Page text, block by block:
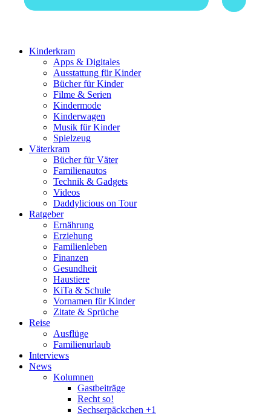
Kinderkram
Apps & Digitales
Ausstattung für Kinder
Bücher für Kinder
Filme & Serien
Kindermode
Kinderwagen
Musik für Kinder
Spielzeug
Väterkram
Bücher für Väter
Familienautos
Technik & Gadgets
Videos
Daddylicious on Tour
Ratgeber
Ernährung
Erziehung
Familienleben
Finanzen
Gesundheit
Haustiere
KiTa & Schule
Vornamen für Kinder
Zitate & Sprüche
Reise
Ausflüge
Familienurlaub
Interviews
News
Kolumnen
Gastbeiträge
Recht so!
Sechserpäckchen +1